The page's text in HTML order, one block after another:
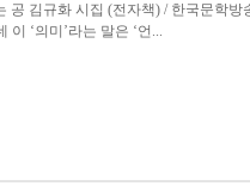
공 김규화 시집 (전자책) / 한국문학
이 ‘의미’라는 말은 ‘언...